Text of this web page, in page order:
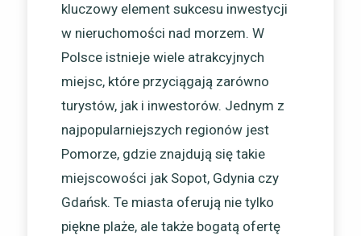
kluczowy element sukcesu inwestycji
w nieruchomości nad morzem. W
Polsce istnieje wiele atrakcyjnych
miejsc, które przyciągają zarówno
turystów, jak i inwestorów. Jednym z
najpopularniejszych regionów jest
Pomorze, gdzie znajdują się takie
miejscowości jak Sopot, Gdynia czy
Gdańsk. Te miasta oferują nie tylko
piękne plaże, ale także bogatą ofertę